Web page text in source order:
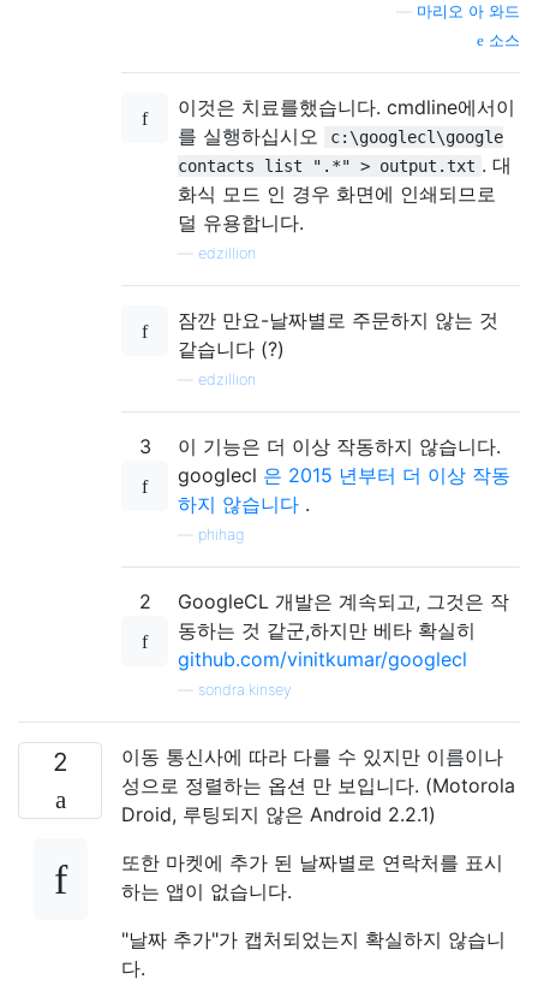
마리오 아 와드
소스
이것은 치료를했습니다. cmdline에서이
를 실행하십시오
c:\googlecl\google
contacts list ".*" > output.txt . 대
화식 모드 인 경우 화면에 인쇄되므로
덜 유용합니다.
edzillion
잠깐 만요-날짜별로 주문하지 않는 것
같습니다 (?)
edzillion
3
이 기능은 더 이상 작동하지 않습니다.
googlecl 은 2015 년부터 더 이상 작동
하지 않습니다 .
phihag
2
GoogleCL 개발은 계속되고, 그것은 작
동하는 것 같군,하지만 베타 확실히
github.com/vinitkumar/googlecl
sondra.kinsey
2
이동 통신사에 따라 다를 수 있지만 이름이나
성으로 정렬하는 옵션 만 보입니다. (Motorola
Droid, 루팅되지 않은 Android 2.2.1)
또한 마켓에 추가 된 날짜별로 연락처를 표시
하는 앱이 없습니다.
"날짜 추가"가 캡처되었는지 확실하지 않습니
다.